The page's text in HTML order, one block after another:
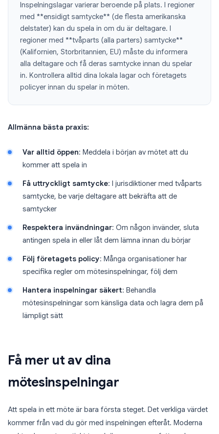
Inspelningslagar varierar beroende på plats. I regioner
med **ensidigt samtycke** (de flesta amerikanska
delstater) kan du spela in om du är deltagare. I
regioner med **tvåparts (alla parters) samtycke**
(Kalifornien, Storbritannien, EU) måste du informera
alla deltagare och få deras samtycke innan du spelar
in. Kontrollera alltid dina lokala lagar och företagets
policyer innan du spelar in möten.
Allmänna bästa praxis:
Var alltid öppen: Meddela i början av mötet att du
kommer att spela in
Få uttryckligt samtycke: I jurisdiktioner med tvåparts
samtycke, be varje deltagare att bekräfta att de
samtycker
Respektera invändningar: Om någon invänder, sluta
antingen spela in eller låt dem lämna innan du börjar
Följ företagets policy: Många organisationer har
specifika regler om mötesinspelningar, följ dem
Hantera inspelningar säkert: Behandla
mötesinspelningar som känsliga data och lagra dem på
lämpligt sätt
Få mer ut av dina
mötesinspelningar
Att spela in ett möte är bara första steget. Det verkliga värdet
kommer från vad du gör med inspelningen efteråt. Moderna